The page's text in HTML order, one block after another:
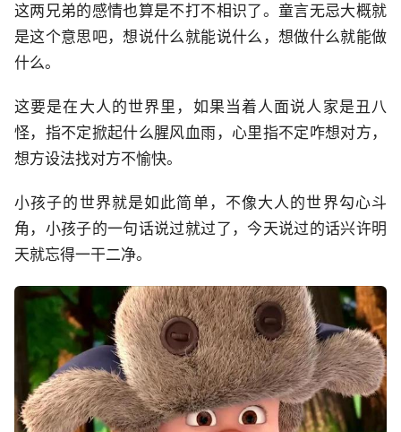
这两兄弟的感情也算是不打不相识了。童言无忌大概就
是这个意思吧，想说什么就能说什么，想做什么就能做
什么。
这要是在大人的世界里，如果当着人面说人家是丑八
怪，指不定掀起什么腥风血雨，心里指不定咋想对方，
想方设法找对方不愉快。
小孩子的世界就是如此简单，不像大人的世界勾心斗
角，小孩子的一句话说过就过了，今天说过的话兴许明
天就忘得一干二净。